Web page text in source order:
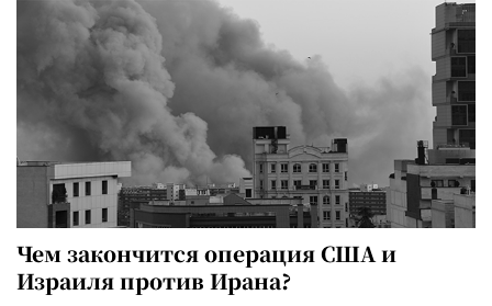
Чем закончится операция США и
Израиля против Ирана?